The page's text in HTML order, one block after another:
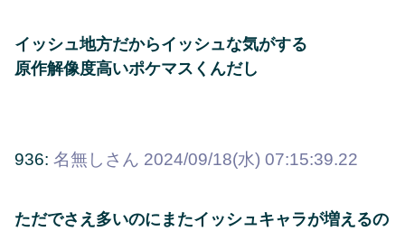
イッシュ地方だからイッシュな気がする
原作解像度高いポケマスくんだし
936: 名無しさん 2024/09/18(水) 07:15:39.22
ただでさえ多いのにまたイッシュキャラが増えるの